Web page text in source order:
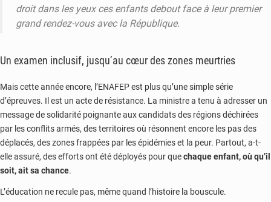
droit dans les yeux ces enfants debout face à leur premier
grand rendez-vous avec la République.
Un examen inclusif, jusqu’au cœur des zones meurtries
Mais cette année encore, l’ENAFEP est plus qu’une simple série
d’épreuves. Il est un acte de résistance. La ministre a tenu à adresser un
message de solidarité poignante aux candidats des régions déchirées
par les conflits armés, des territoires où résonnent encore les pas des
déplacés, des zones frappées par les épidémies et la peur. Partout, a-t-
elle assuré, des efforts ont été déployés pour quechaque enfant, où qu’il
soit, ait sa chance.
L’éducation ne recule pas, même quand l’histoire la bouscule.